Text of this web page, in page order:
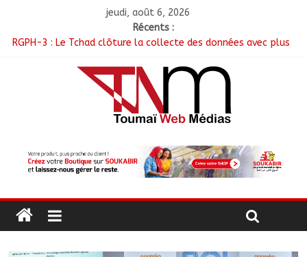
jeudi, août 6, 2026
Récents :
RGPH-3 : Le Tchad clôture la collecte des données avec plus
Tchad–Égypte : La Commission mixte relance les grands
chantiers de coopération
Coopération aérienne : Air France salue les progrès du Tchad
Santé : La Commune de N’Djamena et l’OMS renforcent leur